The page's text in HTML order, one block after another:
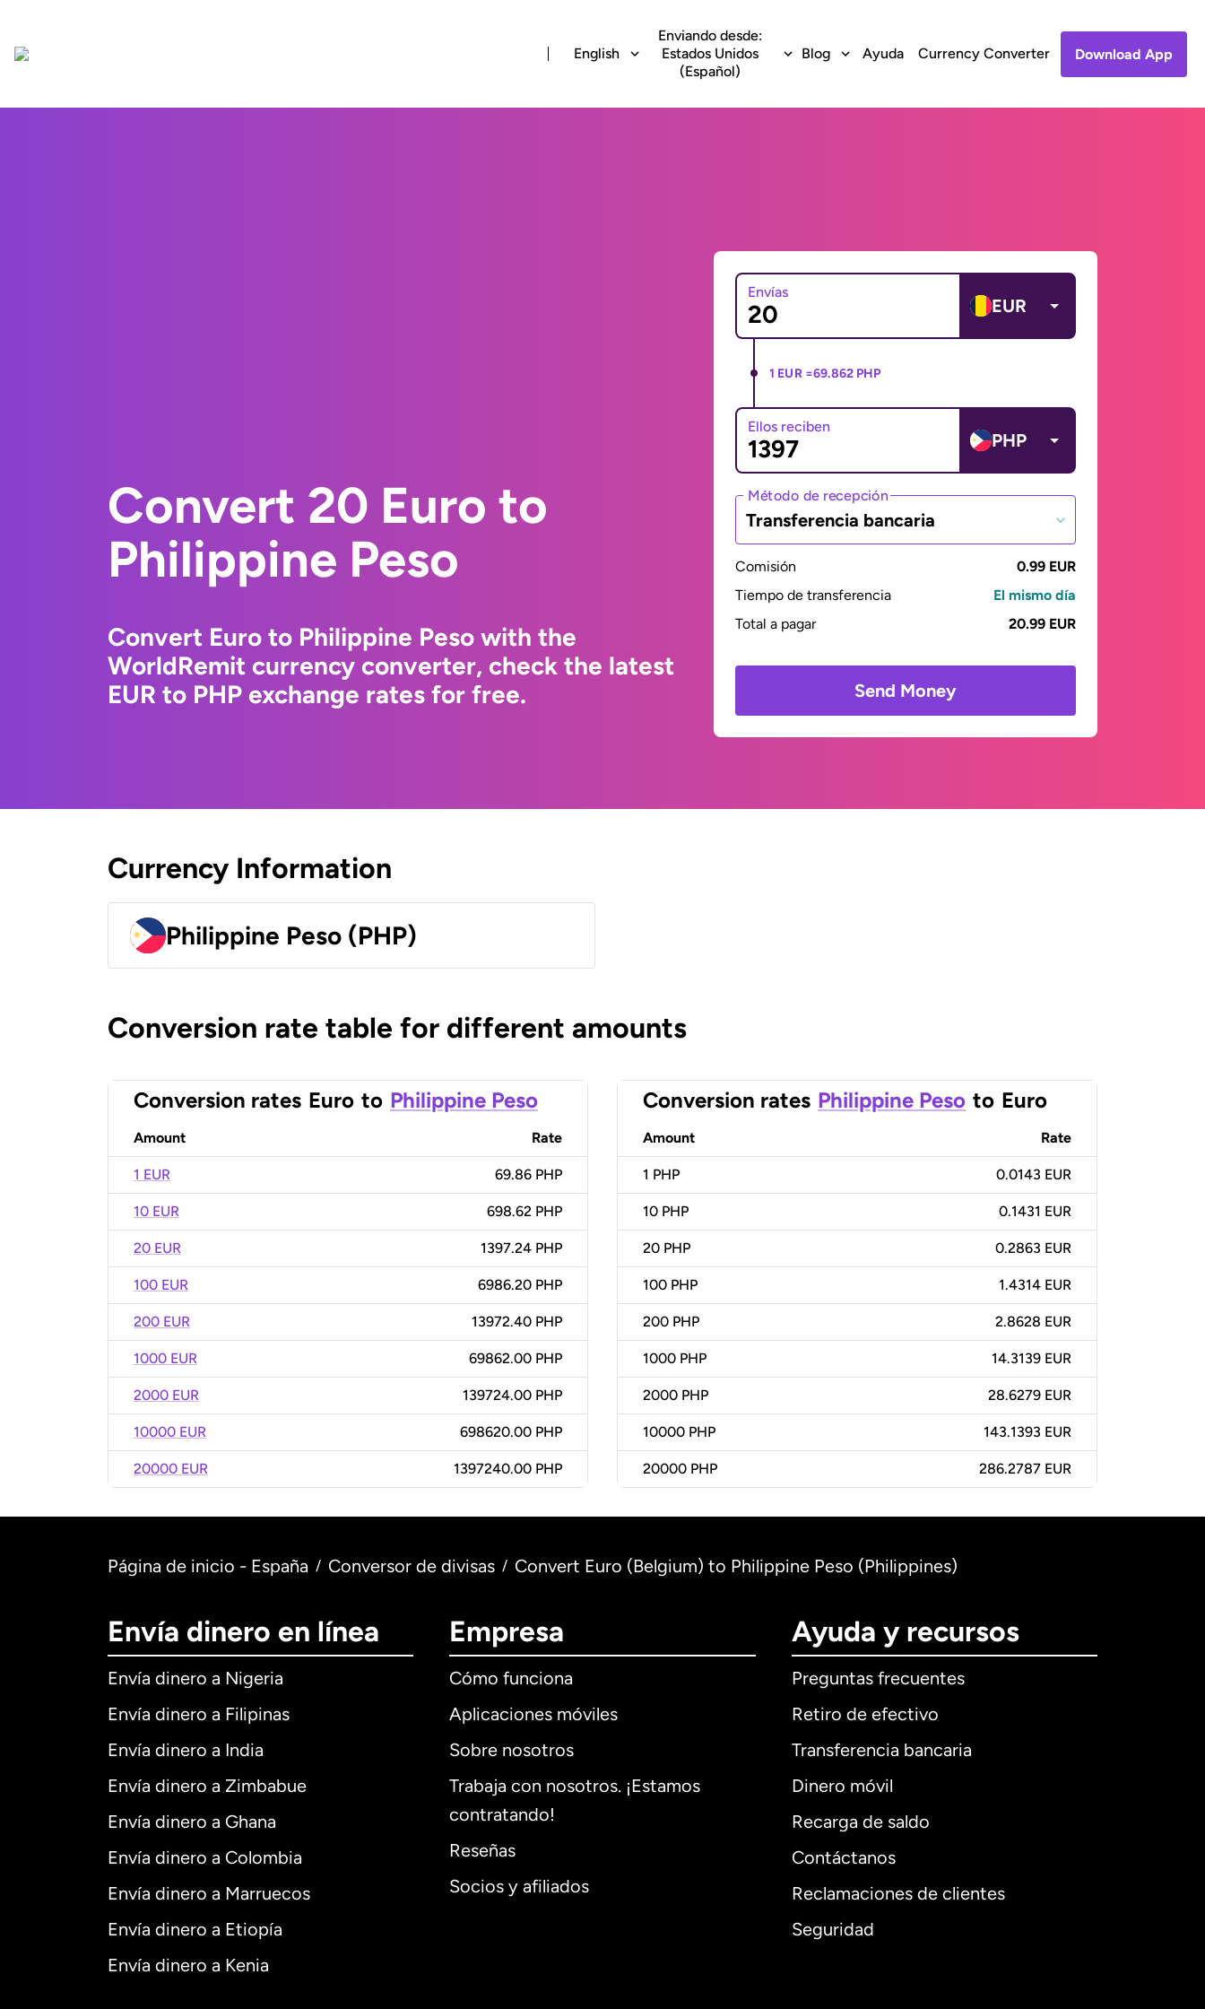
English
Enviando desde:
Estados Unidos
(Español)
Blog Ayuda Currency Converter Download App
Convert 20 Euro to
Philippine Peso
Convert Euro to Philippine Peso with the
WorldRemit currency converter, check the latest
EUR to PHP exchange rates for free.
Envías
EUR
1 EUR =69.862 PHP
Ellos reciben
PHP
Método de recepción
Transferencia bancaria
Comisión
0.99 EUR
Tiempo de transferencia
El mismo día
Total a pagar
20.99 EUR
Send Money
Currency Information
Philippine Peso (PHP)
Conversion rate table for different amounts
Conversion rates Euro to Philippine Peso
Amount Rate
1 EUR 69.86 PHP
10 EUR 698.62 PHP
20 EUR 1397.24 PHP
100 EUR 6986.20 PHP
200 EUR 13972.40 PHP
1000 EUR 69862.00 PHP
2000 EUR 139724.00 PHP
10000 EUR 698620.00 PHP
20000 EUR 1397240.00 PHP
Conversion rates Philippine Peso to Euro
Amount Rate
1 PHP 0.0143 EUR
10 PHP 0.1431 EUR
20 PHP 0.2863 EUR
100 PHP 1.4314 EUR
200 PHP 2.8628 EUR
1000 PHP 14.3139 EUR
2000 PHP 28.6279 EUR
10000 PHP 143.1393 EUR
20000 PHP 286.2787 EUR
Página de inicio - España / Conversor de divisas / Convert Euro (Belgium) to Philippine Peso (Philippines)
Envía dinero en línea
Envía dinero a Nigeria
Envía dinero a Filipinas
Envía dinero a India
Envía dinero a Zimbabue
Envía dinero a Ghana
Envía dinero a Colombia
Envía dinero a Marruecos
Envía dinero a Etiopía
Envía dinero a Kenia
Empresa
Cómo funciona
Aplicaciones móviles
Sobre nosotros
Trabaja con nosotros. ¡Estamos
contratando!
Reseñas
Socios y afiliados
Ayuda y recursos
Preguntas frecuentes
Retiro de efectivo
Transferencia bancaria
Dinero móvil
Recarga de saldo
Contáctanos
Reclamaciones de clientes
Seguridad